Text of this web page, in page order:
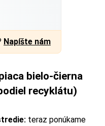
Napíšte nám
bielo-čierna
recyklátu)
teraz ponúkame